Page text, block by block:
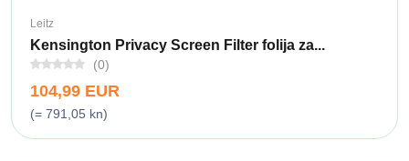
Leitz
Kensington Privacy Screen Filter folija za...
(0)
104,99 EUR
(= 791,05 kn)